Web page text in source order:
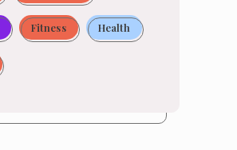
Fitness Health